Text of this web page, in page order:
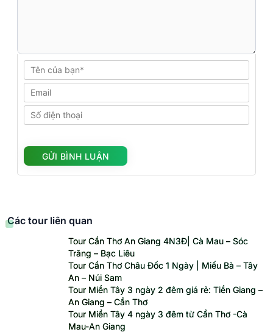
Các tour liên quan
Tour Cần Thơ An Giang 4N3Đ| Cà Mau – Sóc
Trăng – Bạc Liêu
Tour Cần Thơ Châu Đốc 1 Ngày | Miếu Bà – Tây
An – Núi Sam
Tour Miền Tây 3 ngày 2 đêm giá rẻ: Tiền Giang –
An Giang – Cần Thơ
Tour Miền Tây 4 ngày 3 đêm từ Cần Thơ -Cà
Mau-An Giang